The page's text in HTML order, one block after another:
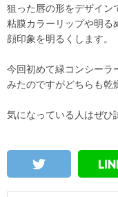
狙った唇の形をデザイン
粘膜カラーリップや明る
顔印象を明るくします。
今回初めて緑コンシーラ
みたのですがどちらも乾
気になっている人はぜひ